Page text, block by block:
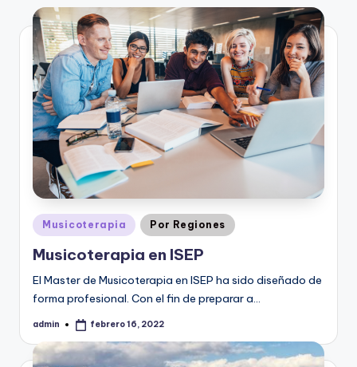
Publicado
en
Musicoterapia Por Regiones
Musicoterapia en ISEP
El Master de Musicoterapia en ISEP ha sido diseñado de
forma profesional. Con el fin de preparar a…
Publicado
admin febrero 16, 2022